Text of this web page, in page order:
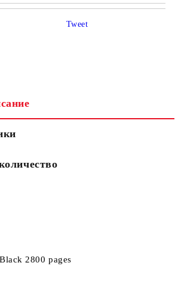
ПОПЪЛНЕТЕ 4 ПОЛЕТА
Tweet
2800 pages